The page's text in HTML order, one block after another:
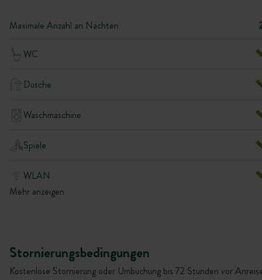
Maximale Anzahl an Nächten
WC
Dusche
Waschmaschine
Spiele
WLAN
Mehr anzeigen
Stornierungsbedingungen
Kostenlose Stornierung oder Umbuchung bis 72 Stunden vor